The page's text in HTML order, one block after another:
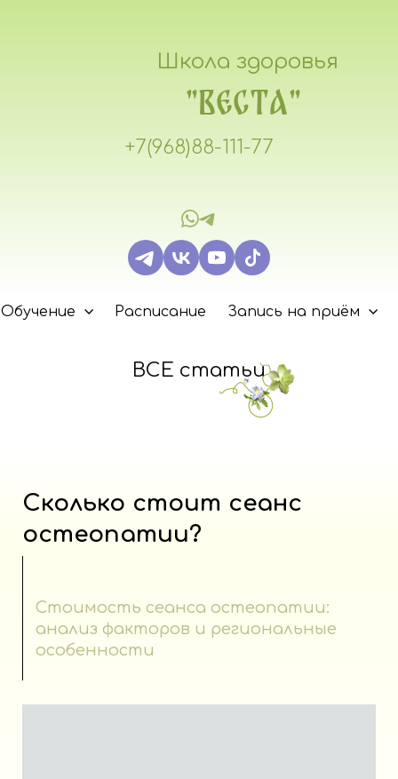
Школа здоровья
"ВЕСТА"
+7(968)88-111-77
Обучение Расписание Запись на приём
ВСЕ статьи
Сколько стоит сеанс
остеопатии?
Стоимость сеанса остеопатии:
анализ факторов и региональные
особенности